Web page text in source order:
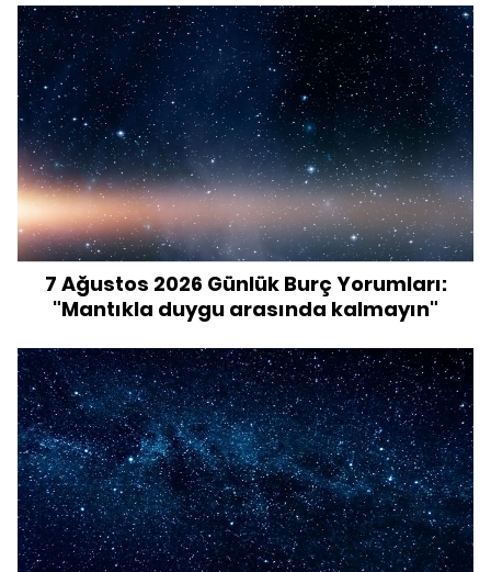
7 Ağustos 2026 Günlük Burç Yorumları:
"Mantıkla duygu arasında kalmayın"